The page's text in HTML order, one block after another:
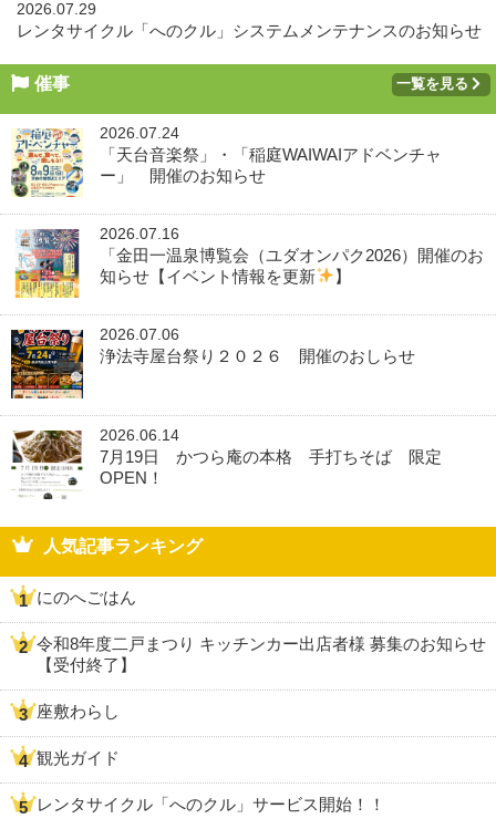
2026.07.29
レンタサイクル「へのクル」システムメンテナンスのお知らせ
催事 一覧を見る
2026.07.24
「天台音楽祭」・「稲庭WAIWAIアドベンチャ
ー」 開催のお知らせ
2026.07.16
「金田一温泉博覧会（ユダオンパク2026）開催のお
知らせ【イベント情報を更新
】
2026.07.06
浄法寺屋台祭り２０２６ 開催のおしらせ
2026.06.14
7月19日 かつら庵の本格 手打ちそば 限定
OPEN！
人気記事ランキング
にのへごはん
令和8年度二戸まつり キッチンカー出店者様 募集のお知らせ
【受付終了】
座敷わらし
観光ガイド
レンタサイクル「へのクル」サービス開始！！